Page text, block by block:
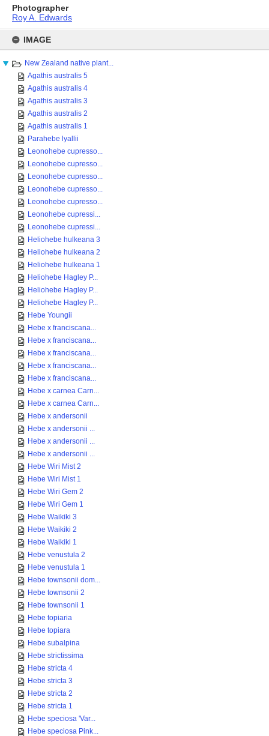
content
IMAGE
New Zealand native plant...
Agathis australis 5
Agathis australis 4
Agathis australis 3
Agathis australis 2
Agathis australis 1
Parahebe lyallii
Leonohebe cupresso...
Leonohebe cupresso...
Leonohebe cupresso...
Leonohebe cupresso...
Leonohebe cupresso...
Leonohebe cupressi...
Leonohebe cupressi...
Heliohebe hulkeana 3
Heliohebe hulkeana 2
Heliohebe hulkeana 1
Heliohebe Hagley P...
Heliohebe Hagley P...
Heliohebe Hagley P...
Hebe Youngii
Hebe x franciscana...
Hebe x franciscana...
Hebe x franciscana...
Hebe x franciscana...
Hebe x franciscana...
Hebe x carnea Carn...
Hebe x carnea Carn...
Hebe x andersonii
Hebe x andersonii ...
Hebe x andersonii ...
Hebe x andersonii ...
Hebe Wiri Mist 2
Hebe Wiri Mist 1
Hebe Wiri Gem 2
Hebe Wiri Gem 1
Hebe Waikiki 3
Hebe Waikiki 2
Hebe Waikiki 1
Hebe venustula 2
Hebe venustula 1
Hebe townsonii dom...
Hebe townsonii 2
Hebe townsonii 1
Hebe topiaria
Hebe topiara
Hebe subalpina
Hebe strictissima
Hebe stricta 4
Hebe stricta 3
Hebe stricta 2
Hebe stricta 1
Hebe speciosa 'Var...
Hebe speciosa Pink...
Photographer
Roy A. Edwards